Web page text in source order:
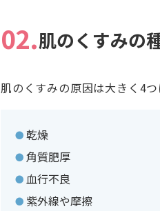
02.肌のくすみの
肌のくすみの原因は大きく4つ
・乾燥
・角質肥厚
・血行不良
・紫外線や摩擦